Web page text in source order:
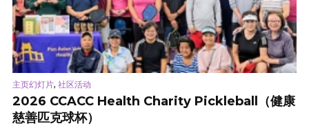
主页幻灯片, 社区活动
2026 CCACC Health Charity Pickleball（健康
慈善匹克球杯）